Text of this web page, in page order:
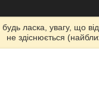
будь ласка, увагу, що
не здіснюється